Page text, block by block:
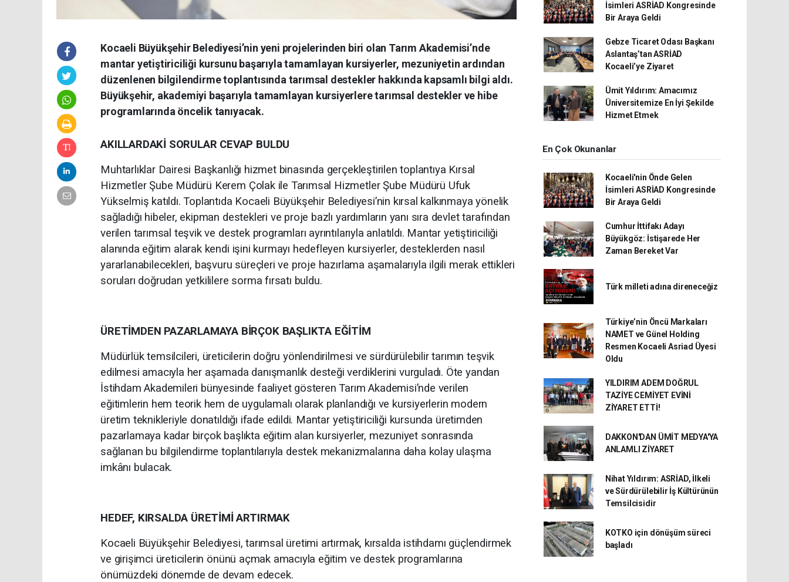
Kocaeli Büyükşehir Belediyesi’nin yeni projelerinden biri olan Tarım Akademisi’nde
mantar yetiştiriciliği kursunu başarıyla tamamlayan kursiyerler, mezuniyetin ardından
düzenlenen bilgilendirme toplantısında tarımsal destekler hakkında kapsamlı bilgi aldı.
Büyükşehir, akademiyi başarıyla tamamlayan kursiyerlere tarımsal destekler ve hibe
programlarında öncelik tanıyacak.
AKILLARDAKİ SORULAR CEVAP BULDU
Muhtarlıklar Dairesi Başkanlığı hizmet binasında gerçekleştirilen toplantıya Kırsal
Hizmetler Şube Müdürü Kerem Çolak ile Tarımsal Hizmetler Şube Müdürü Ufuk
Yükselmiş katıldı. Toplantıda Kocaeli Büyükşehir Belediyesi’nin kırsal kalkınmaya yönelik
sağladığı hibeler, ekipman destekleri ve proje bazlı yardımların yanı sıra devlet tarafından
verilen tarımsal teşvik ve destek programları ayrıntılarıyla anlatıldı. Mantar yetiştiriciliği
alanında eğitim alarak kendi işini kurmayı hedefleyen kursiyerler, desteklerden nasıl
yararlanabilecekleri, başvuru süreçleri ve proje hazırlama aşamalarıyla ilgili merak ettikleri
soruları doğrudan yetkililere sorma fırsatı buldu.
ÜRETİMDEN PAZARLAMAYA BİRÇOK BAŞLIKTA EĞİTİM
Müdürlük temsilcileri, üreticilerin doğru yönlendirilmesi ve sürdürülebilir tarımın teşvik
edilmesi amacıyla her aşamada danışmanlık desteği verdiklerini vurguladı. Öte yandan
İstihdam Akademileri bünyesinde faaliyet gösteren Tarım Akademisi’nde verilen
eğitimlerin hem teorik hem de uygulamalı olarak planlandığı ve kursiyerlerin modern
üretim teknikleriyle donatıldığı ifade edildi. Mantar yetiştiriciliği kursunda üretimden
pazarlamaya kadar birçok başlıkta eğitim alan kursiyerler, mezuniyet sonrasında
sağlanan bu bilgilendirme toplantılarıyla destek mekanizmalarına daha kolay ulaşma
imkânı bulacak.
HEDEF, KIRSALDA ÜRETİMİ ARTIRMAK
Kocaeli Büyükşehir Belediyesi, tarımsal üretimi artırmak, kırsalda istihdamı güçlendirmek
ve girişimci üreticilerin önünü açmak amacıyla eğitim ve destek programlarına
önümüzdeki dönemde de devam edecek.
İsimleri ASRİAD Kongresinde
Bir Araya Geldi
Gebze Ticaret Odası Başkanı
Aslantaş’tan ASRİAD
Kocaeli’ye Ziyaret
Ümit Yıldırım: Amacımız
Üniversitemize En İyi Şekilde
Hizmet Etmek
En Çok Okunanlar
Kocaeli'nin Önde Gelen
İsimleri ASRİAD Kongresinde
Bir Araya Geldi
Cumhur İttifakı Adayı
Büyükgöz: İstişarede Her
Zaman Bereket Var
Türk milleti adına direneceğiz
Türkiye’nin Öncü Markaları
NAMET ve Günel Holding
Resmen Kocaeli Asriad Üyesi
Oldu
YILDIRIM ADEM DOĞRUL
TAZİYE CEMİYET EVİNİ
ZİYARET ETTİ!
DAKKON'DAN ÜMİT MEDYA'YA
ANLAMLI ZİYARET
Nihat Yıldırım: ASRİAD, İlkeli
ve Sürdürülebilir İş Kültürünün
Temsilcisidir
KOTKO için dönüşüm süreci
başladı